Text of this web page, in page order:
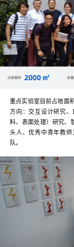
重点实验室目前占地面
方向：交互设计研究
料、表面处理）研究、
头人、优秀中青年教
队。